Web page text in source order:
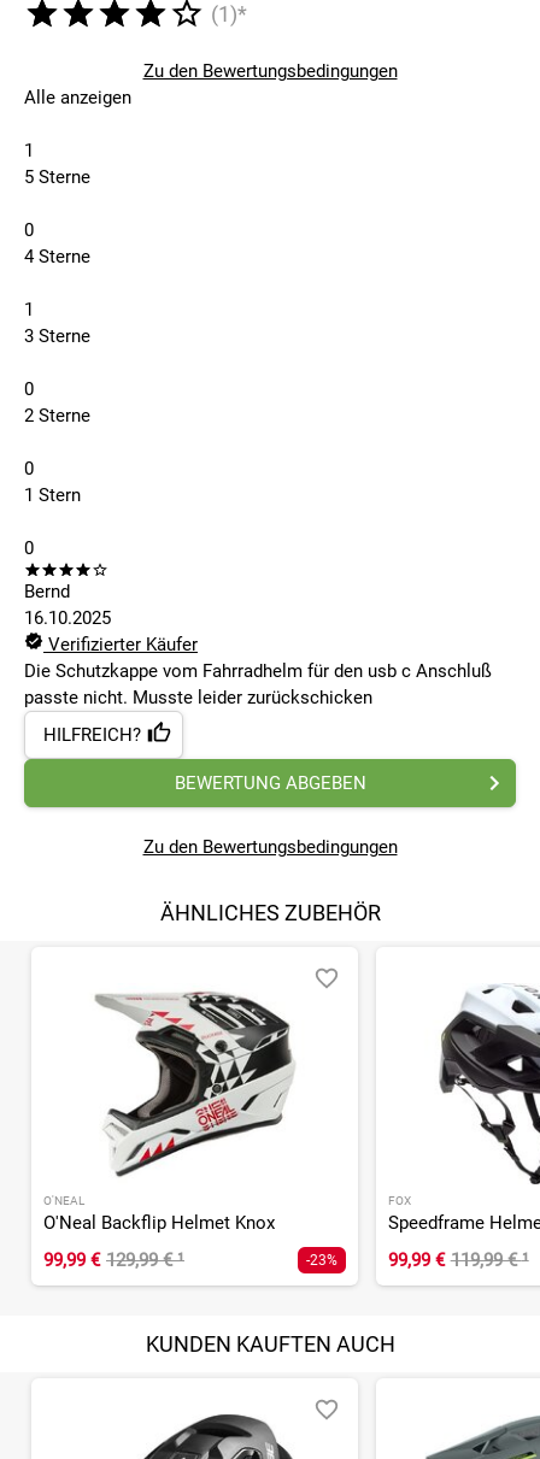
(1)*
Zu den Bewertungsbedingungen
Alle anzeigen
1
5 Sterne
0
4 Sterne
1
3 Sterne
0
2 Sterne
0
1 Stern
0
Bernd
16.10.2025
Verifizierter Käufer
Die Schutzkappe vom Fahrradhelm für den usb c Anschluß
passte nicht. Musste leider zurückschicken
HILFREICH?
BEWERTUNG ABGEBEN
Zu den Bewertungsbedingungen
ÄHNLICHES ZUBEHÖR
O'NEAL
O'Neal Backflip Helmet Knox
99,99 € 129,99 €¹ -23%
FOX
Speedframe
99,99 € 119,99 €¹
KUNDEN KAUFTEN AUCH